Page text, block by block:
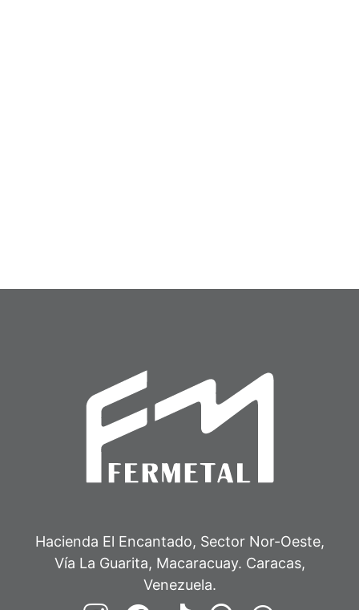
Hacienda El Encantado, Sector Nor-Oeste,
Vía La Guarita, Macaracuay. Caracas,
Venezuela.